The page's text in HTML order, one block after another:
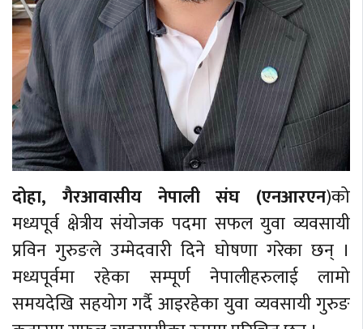
दोहा, गैरआवासीय नेपाली संघ (एनआरएन)को
मध्यपूर्व क्षेत्रीय संयोजक पदमा सफल युवा व्यवसायी
प्रविन गुरुङले उम्मेदवारी दिने घोषणा गरेका छन् ।
मध्यपूर्वमा रहेका सम्पूर्ण नेपालीहरुलाई लामो
समयदेखि सहयोग गर्दै आइरहेका युवा व्यवसायी गुरुङ